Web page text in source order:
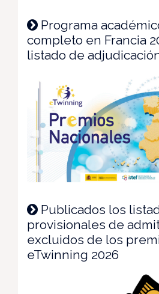
Programa
completo en Francia
listado de
Publicados los
provisionales de
excluidos de los
eTwinning 2026